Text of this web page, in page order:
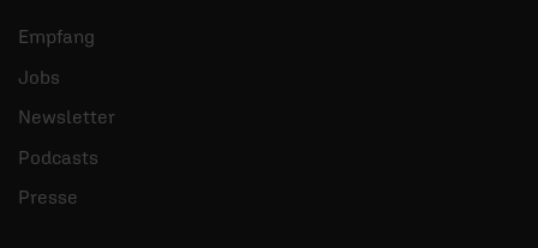
Empfang
Jobs
Newsletter
Podcasts
Presse